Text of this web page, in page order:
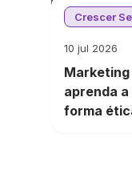
Crescer
10 jul 2026
aprenda
forma